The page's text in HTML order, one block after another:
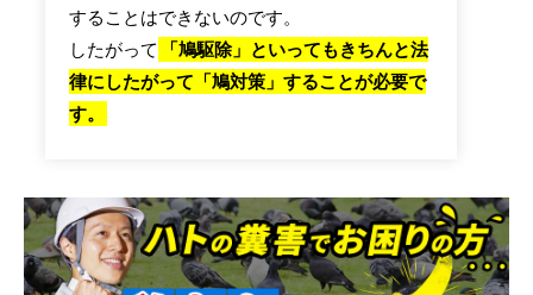
することはできないのです。
したがって
「鳩駆除」といってもきちんと法
律にしたがって「鳩対策」することが必要で
す。